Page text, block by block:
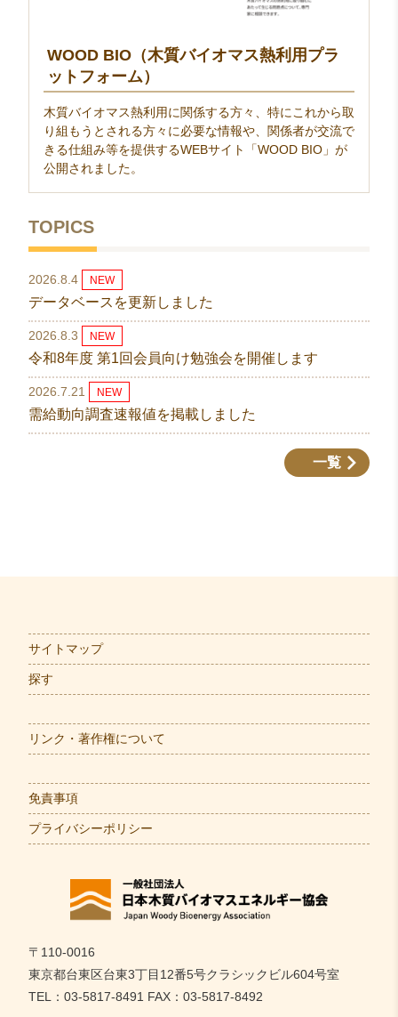
WOOD BIO（木質バイオマス熱利用プラ
ットフォーム）
木質バイオマス熱利用に関係する方々、特にこれから取
り組もうとされる方々に必要な情報や、関係者が交流で
きる仕組み等を提供するWEBサイト「WOOD BIO」が
公開されました。
TOPICS
2026.8.4 NEW
データベースを更新しました
2026.8.3 NEW
令和8年度 第1回会員向け勉強会を開催します
2026.7.21 NEW
需給動向調査速報値を掲載しました
一覧
サイトマップ
探す
リンク・著作権について
免責事項
プライバシーポリシー
〒110-0016
東京都台東区台東3丁目12番5号クラシックビル604号室
TEL：03-5817-8491 FAX：03-5817-8492